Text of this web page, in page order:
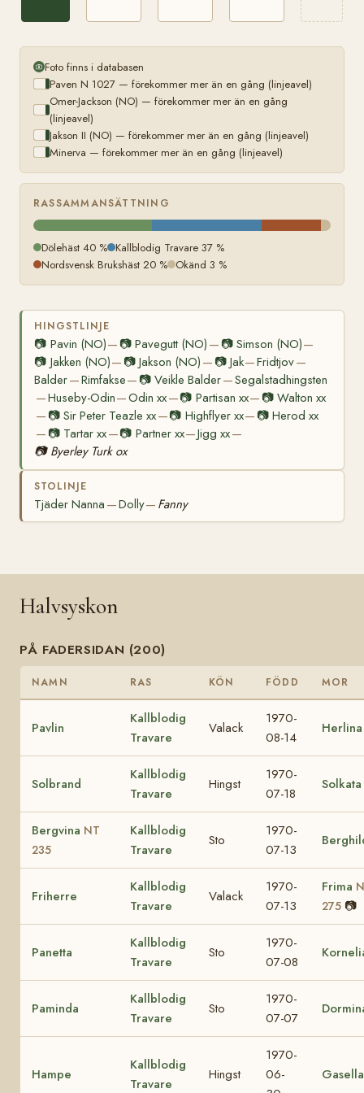
Foto finns i databasen
Paven N 1027 — förekommer mer än en gång (linjeavel)
Omer-Jackson (NO) — förekommer mer än en gång
(linjeavel)
Jakson II (NO) — förekommer mer än en gång (linjeavel)
Minerva — förekommer mer än en gång (linjeavel)
RASSAMMANSÄTTNING
Dölehäst 40 % Kallblodig Travare 37 %
Nordsvensk Brukshäst 20 % Okänd 3 %
HINGSTLINJE
📷 Pavin (NO)— 📷Pavegutt (NO) — 📷 Simson (NO)—
📷 Jakken (NO)— 📷Jakson (NO) — 📷 Jak—Fridtjov—
Balder—Rimfakse— 📷Veikle Balder—Segalstadhingsten
—Huseby-Odin—Odin xx—📷 Partisan xx— 📷Walton xx
— 📷Sir Peter Teazle xx—📷 Highflyer xx— 📷Herod xx
— 📷 Tartar xx—📷 Partner xx—Jigg xx—
📷 Byerley Turk ox
STOLINJE
Tjäder Nanna —Dolly— Fanny
Halvsyskon
PÅ FADERSIDAN (200)
NAMN RAS KÖN FÖDD MOR
Pavlin
Kallblodig
Travare
Valack
1970-
08-14
Herlina
Solbrand
Kallblodig
Travare
Hingst
1970-
07-18
Solkata
Bergvina NT
235
Kallblodig
Travare
Sto
1970-
07-13
Friherre
Kallblodig
Travare
Valack
1970-
07-13
Frima
275 📷
Panetta
Kallblodig
Travare
Sto
1970-
07-08
Paminda
Kallblodig
Travare
Sto
1970-
07-07
Hampe
Kallblodig
Travare
Hingst
1970-
06-
Gasella